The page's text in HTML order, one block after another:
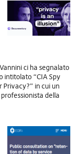
ci ha segnalato
intitolato “CIA Spy
Privacy?” in cui un
della